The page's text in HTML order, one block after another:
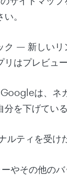
。
ク — 新しいリ
はプレビュ
は、ネガ
を下げてい
ティを受け
やその他のバ